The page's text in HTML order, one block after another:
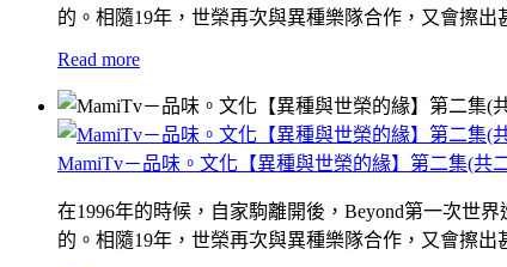
的。相隨19年，世榮再次與異種樂隊合作，又會擦出
Read more
MamiTv－品味。文化【異種與世榮的緣】第二集(共
在1996年的時候，自家駒離開後，Beyond第一次世
的。相隨19年，世榮再次與異種樂隊合作，又會擦出